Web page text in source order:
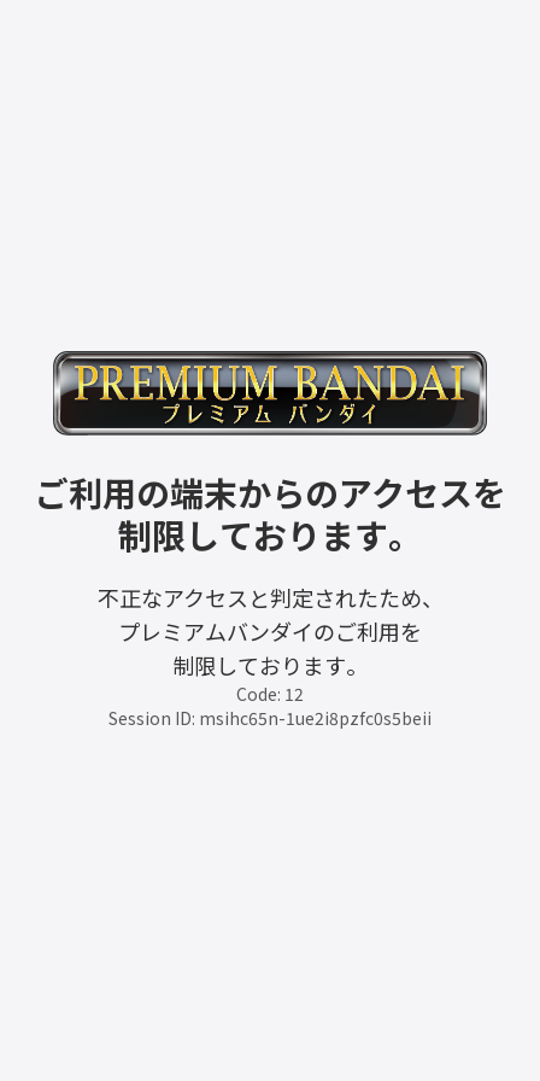
ご利用の端末からのアクセスを
制限しております。
不正なアクセスと判定されたため、
プレミアムバンダイのご利用を
制限しております。
Code: 12
Session ID: msihc65n-1ue2i8pzfc0s5beii